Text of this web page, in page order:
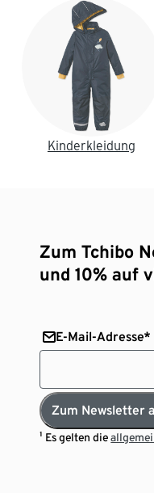
Kinderkleidung
Zum Tchibo
und 10% auf
E-Mail-Adresse*
Zum Newsletter
¹ Es gelten die